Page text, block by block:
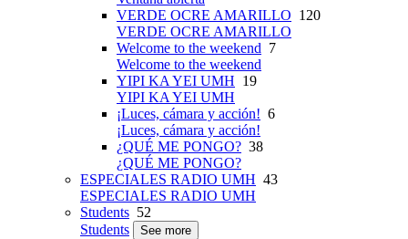
VERDE OCRE AMARILLO 120
VERDE OCRE AMARILLO
Welcome to the weekend 7
Welcome to the weekend
YIPI KA YEI UMH 19
YIPI KA YEI UMH
¡Luces, cámara y acción! 6
¡Luces, cámara y acción!
¿QUÉ ME PONGO? 38
¿QUÉ ME PONGO?
ESPECIALES RADIO UMH 43
ESPECIALES RADIO UMH
Students 52
Students
See more